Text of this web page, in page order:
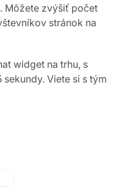
Môžete zvýšiť počet
stránok na
widget na trhu, s
Viete si s tým